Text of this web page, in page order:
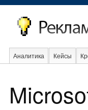
Аналитика Кейсы